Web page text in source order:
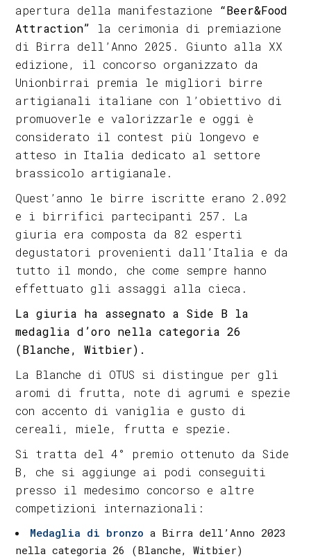
apertura della manifestazione “Beer&Food
Attraction” la cerimonia di premiazione
di Birra dell’Anno 2025. Giunto alla XX
edizione, il concorso organizzato da
Unionbirrai premia le migliori birre
artigianali italiane con l’obiettivo di
promuoverle e valorizzarle e oggi è
considerato il contest più longevo e
atteso in Italia dedicato al settore
brassicolo artigianale.
Quest’anno le birre iscritte erano 2.092
e i birrifici partecipanti 257. La
giuria era composta da 82 esperti
degustatori provenienti dall’Italia e da
tutto il mondo, che come sempre hanno
effettuato gli assaggi alla cieca.
La giuria ha assegnato a Side B la
medaglia d’oro nella categoria 26
(Blanche, Witbier).
La Blanche di OTUS si distingue per gli
aromi di frutta, note di agrumi e spezie
con accento di vaniglia e gusto di
cereali, miele, frutta e spezie.
Si tratta del 4° premio ottenuto da Side
B, che si aggiunge ai podi conseguiti
presso il medesimo concorso e altre
competizioni internazionali:
Medaglia di bronzo a Birra dell’Anno 2023
nella categoria 26 (Blanche, Witbier)